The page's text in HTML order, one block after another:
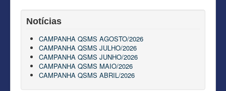
Notícias
CAMPANHA QSMS AGOSTO/2026
CAMPANHA QSMS JULHO/2026
CAMPANHA QSMS JUNHO/2026
CAMPANHA QSMS MAIO/2026
CAMPANHA QSMS ABRIL/2026